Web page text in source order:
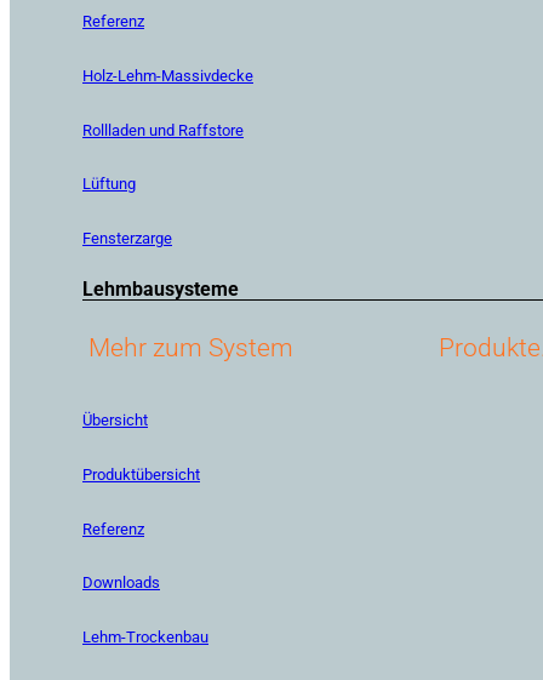
Referenz
Holz-Lehm-Massivdecke
Rollladen und Raffstore
Lüftung
Fensterzarge
Lehmbausysteme
Mehr zum System
Übersicht
Produktübersicht
Referenz
Downloads
Lehm-Trockenbau